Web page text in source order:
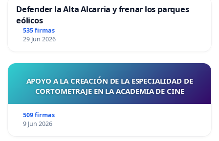
Defender la Alta Alcarria y frenar los parques
eólicos
535 firmas
29 Jun 2026
APOYO A LA CREACIÓN DE LA ESPECIALIDAD DE
CORTOMETRAJE EN LA ACADEMIA DE CINE
509 firmas
9 Jun 2026